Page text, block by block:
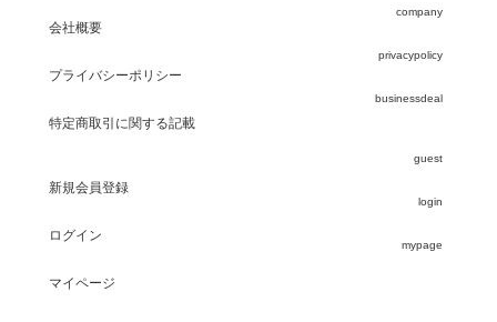
会社概要
プライバシーポリシー
特定商取引に関する記載
新規会員登録
ログイン
マイページ
company
privacypolicy
businessdeal
guest
login
mypage